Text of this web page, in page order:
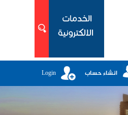
انشاء حساب Login